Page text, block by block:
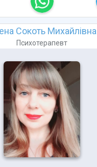
Сокоть Михайлівна
Психотерапевт